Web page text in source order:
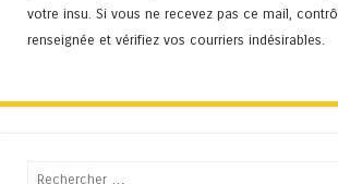
votre insu. Si vous ne recevez pas ce mail,
renseignée et vérifiez vos courriers indésirables.
Recherche